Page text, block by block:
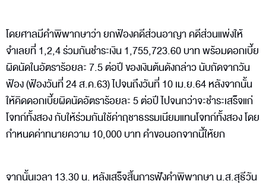
โดยศาลมีคำพิพากษาว่า ยกฟ้องคดีส่วนอาญา คดีส่วนแพ่งให้
จำเลยที่ 1,2,4 ร่วมกันชำระเงิน 1,755,723.60 บาท พร้อมดอกเบี้ย
ผิดนัดในอัตราร้อยละ 7.5 ต่อปี ของเงินต้นดังกล่าว นับถัดจากวัน
ฟ้อง (ฟ้องวันที่ 24 ส.ค.63) ไปจนถึงวันที่ 10 เม.ย.64 หลังจากนั้น
ให้คิดดอกเบี้ยผิดนัดอัตราร้อยละ 5 ต่อปี ไปจนกว่าจะชำระเสร็จแก่
โจทก์ทั้งสอง กับให้ร่วมกันใช้ค่าฤชาธรรมเนียมแทนโจทก์ทั้งสอง โดย
กำหนดค่าทนายความ 10,000 บาท คำขอนอกจากนี้ให้ยก
จากนั้นเวลา 13.30 น. หลังเสร็จสิ้นการฟังคำพิพากษา น.ส.สุธีวัน